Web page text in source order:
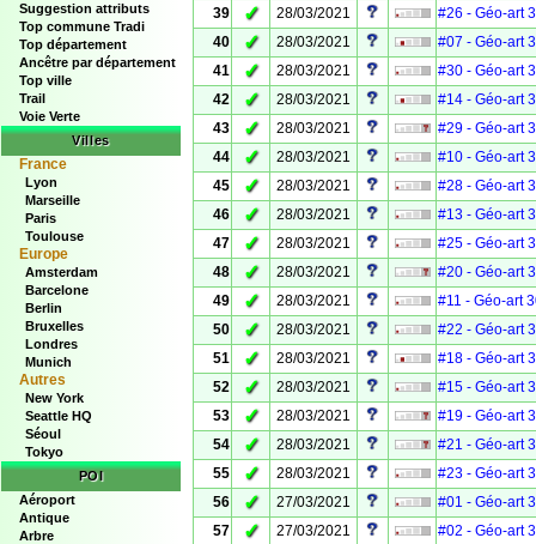
Suggestion attributs
Top commune Tradi
Top département
Ancêtre par département
Top ville
Trail
Voie Verte
Villes
France
Lyon
Marseille
Paris
Toulouse
Europe
Amsterdam
Barcelone
Berlin
Bruxelles
Londres
Munich
Autres
New York
Seattle HQ
Séoul
Tokyo
POI
Aéroport
Antique
Arbre
39
✓ 28/03/2021
#26 - Géo-art
40
✓ 28/03/2021
#07 - Géo-art
41
✓ 28/03/2021
#30 - Géo-art
42
✓ 28/03/2021
#14 - Géo-art
43
✓ 28/03/2021
#29 - Géo-art
44
✓ 28/03/2021
#10 - Géo-art
45
✓ 28/03/2021
#28 - Géo-art
46
✓ 28/03/2021
#13 - Géo-art
47
✓ 28/03/2021
#25 - Géo-art
48
✓ 28/03/2021
#20 - Géo-art
49
✓ 28/03/2021
#11 - Géo-art
50
✓ 28/03/2021
#22 - Géo-art
51
✓ 28/03/2021
#18 - Géo-art
52
✓ 28/03/2021
#15 - Géo-art
53
✓ 28/03/2021
#19 - Géo-art
54
✓ 28/03/2021
#21 - Géo-art
55
✓ 28/03/2021
#23 - Géo-art
56
✓ 27/03/2021
#01 - Géo-art
57
✓ 27/03/2021
#02 - Géo-art